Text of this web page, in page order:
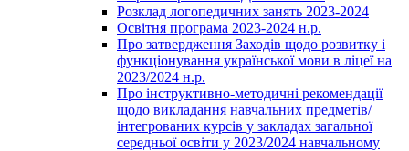
Розклад логопедичних занять 2023-2024
Освітня програма 2023-2024 н.р.
Про затвердження Заходів щодо розвитку і
функціонування української мови в ліцеї на
2023/2024 н.р.
Про інструктивно-методичні рекомендації
щодо викладання навчальних предметів/
інтегрованих курсів у закладах загальної
середньої освіти у 2023/2024 навчальному